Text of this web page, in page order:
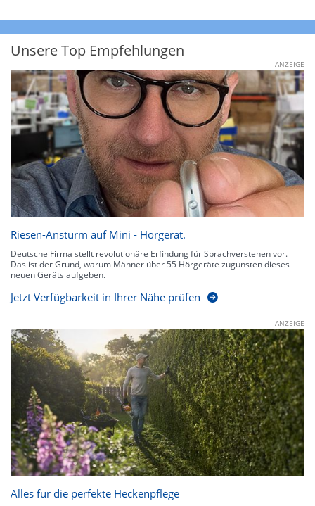
Unsere Top Empfehlungen
ANZEIGE
Riesen-Ansturm auf Mini - Hörgerät.
Deutsche Firma stellt revolutionäre Erfindung für Sprachverstehen vor.
Das ist der Grund, warum Männer über 55 Hörgeräte zugunsten dieses
neuen Geräts aufgeben.
Jetzt Verfügbarkeit in Ihrer Nähe prüfen
ANZEIGE
Alles für die perfekte Heckenpflege